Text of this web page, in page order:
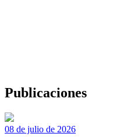
Publicaciones
08 de julio de 2026